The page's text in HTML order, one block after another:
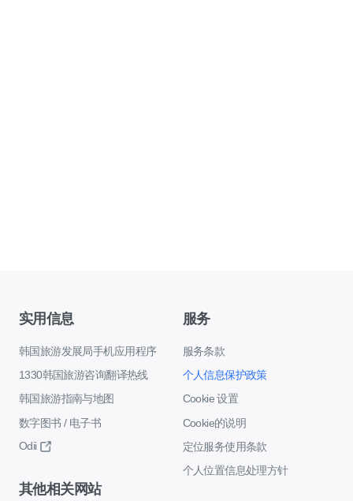
实用信息
韩国旅游发展局手机应用程序
1330韩国旅游咨询翻译热线
韩国旅游指南与地图
数字图书 / 电子书
Odii
服务
服务条款
个人信息保护政策
Cookie 设置
Cookie的说明
定位服务使用条款
个人位置信息处理方针
其他相关网站